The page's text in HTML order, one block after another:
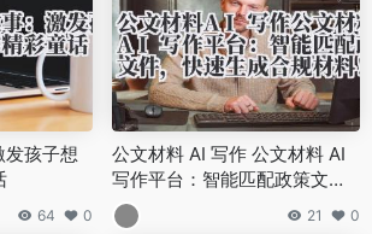
发孩子想
64 0
公文材料 AI 写作 公文材料 AI
写作平台：智能匹配政策文
件，快速生成合规材料！ 21 0